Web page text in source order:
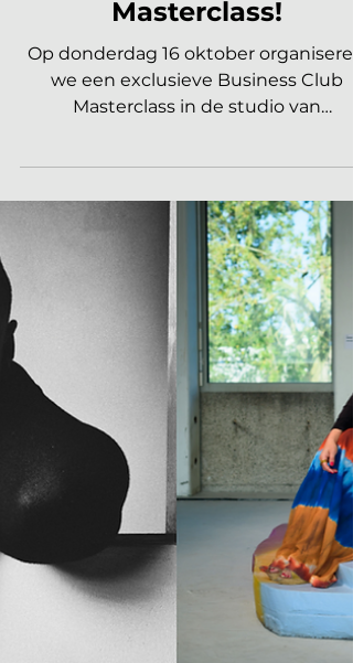
Woudt in Business Club
Masterclass!
Op donderdag 16 oktober
Woudt...